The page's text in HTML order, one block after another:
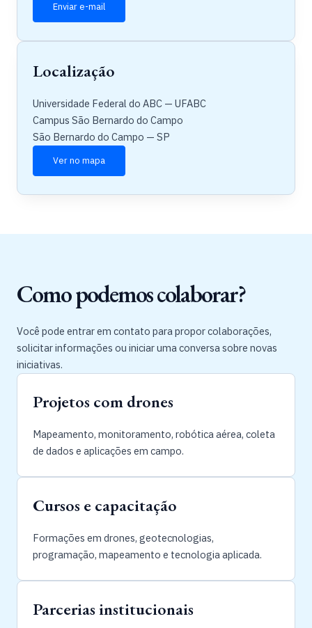
Enviar e-mail
Localização
Universidade Federal do ABC — UFABC
Campus São Bernardo do Campo
São Bernardo do Campo — SP
Ver no mapa
Como podemos colaborar?
Você pode entrar em contato para propor colaborações,
solicitar informações ou iniciar uma conversa sobre novas
iniciativas.
Projetos com drones
Mapeamento, monitoramento, robótica aérea, coleta
de dados e aplicações em campo.
Cursos e capacitação
Formações em drones, geotecnologias,
programação, mapeamento e tecnologia aplicada.
Parcerias institucionais